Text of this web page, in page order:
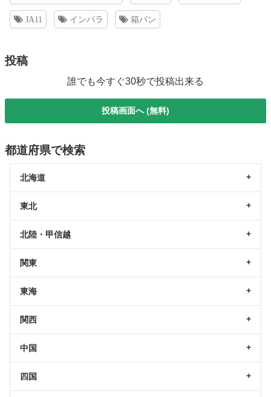
JA11 インパラ 箱バン
投稿
誰でも今すぐ30秒で投稿出来る
投稿画面へ (無料)
都道府県で検索
北海道
東北
北陸・甲信越
関東
東海
関西
中国
四国